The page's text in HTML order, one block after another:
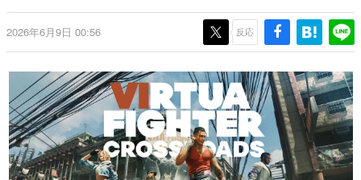
ゲーム世代の作家たち
ゲームに多大な影響を受けた作家さんに取材し、ゲームが
日本のコンテンツ産業やカルチャーに与えた影響を探る企
画です。
日本モバイルゲーム産業史
日本のモバイルゲーム史における主要なトピック・タイト
ルを網羅するほか、開発者へのインタビューや識者による
解説を掲載。約20年の歴史が一望できる決定版！
若ゲのいたり〜ゲームクリエイターの青春〜
『うつヌケ』『ペンと箸』等で知られるマンガ家・田中圭
一先生によるゲーム業界レポートマンガです。
2026年6月9日 00:56 反応